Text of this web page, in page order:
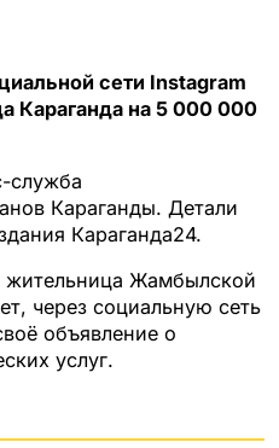
сети Instagram
Караганда на 5 000 000
служба
Караганды. Детали
Караганда24.
жительница Жамбылской
через социальную сеть
объявление о
услуг.